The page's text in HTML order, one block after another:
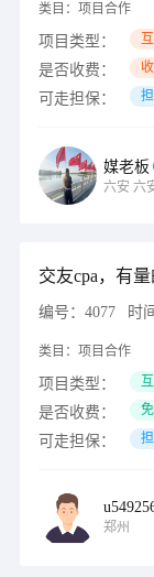
类目： 项目合作
项目类型：
是否收费：
可走担保：
媒老板
六安 六
交友cpa，有
编号： 4077 时
类目： 项目合作
项目类型：
是否收费：
可走担保：
郑州